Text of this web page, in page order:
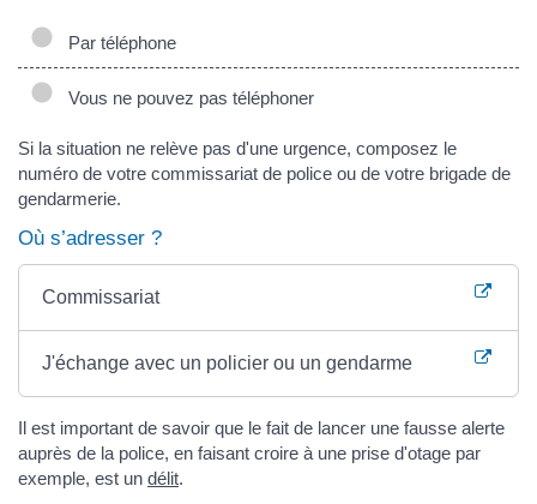
Par téléphone
Vous ne pouvez pas téléphoner
Si la situation ne relève pas d'une urgence, composez le
numéro de votre commissariat de police ou de votre brigade de
gendarmerie.
Où s’adresser ?
Commissariat
J'échange avec un policier ou un gendarme
Il est important de savoir que le fait de lancer une fausse alerte
auprès de la police, en faisant croire à une prise d'otage par
exemple, est un délit.